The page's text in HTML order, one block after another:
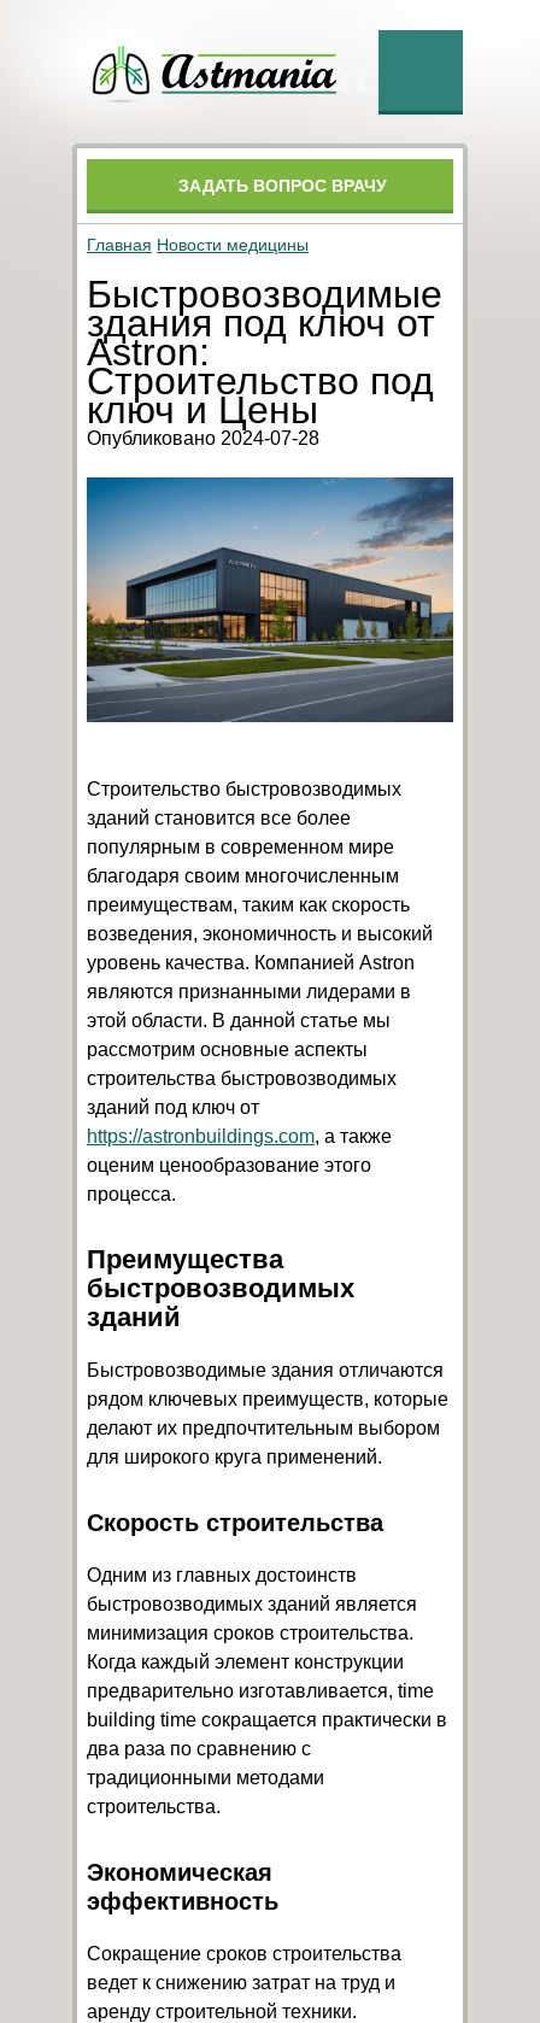
ЗАДАТЬ ВОПРОС ВРАЧУ
Главная Новости медицины
Быстровозводимые
здания под ключ от
Astron:
Строительство под
ключ и Цены
Опубликовано 2024-07-28
Строительство быстровозводимых
зданий становится все более
популярным в современном мире
благодаря своим многочисленным
преимуществам, таким как скорость
возведения, экономичность и высокий
уровень качества. Компанией Astron
являются признанными лидерами в
этой области. В данной статье мы
рассмотрим основные аспекты
строительства быстровозводимых
зданий под ключ от
https://astronbuildings.com, а также
оценим ценообразование этого
процесса.
Преимущества
быстровозводимых
зданий
Быстровозводимые здания отличаются
рядом ключевых преимуществ, которые
делают их предпочтительным выбором
для широкого круга применений.
Скорость строительства
Одним из главных достоинств
быстровозводимых зданий является
минимизация сроков строительства.
Когда каждый элемент конструкции
предварительно изготавливается, time
building time сокращается практически в
два раза по сравнению с
традиционными методами
строительства.
Экономическая
эффективность
Сокращение сроков строительства
ведет к снижению затрат на труд и
аренду строительной техники.